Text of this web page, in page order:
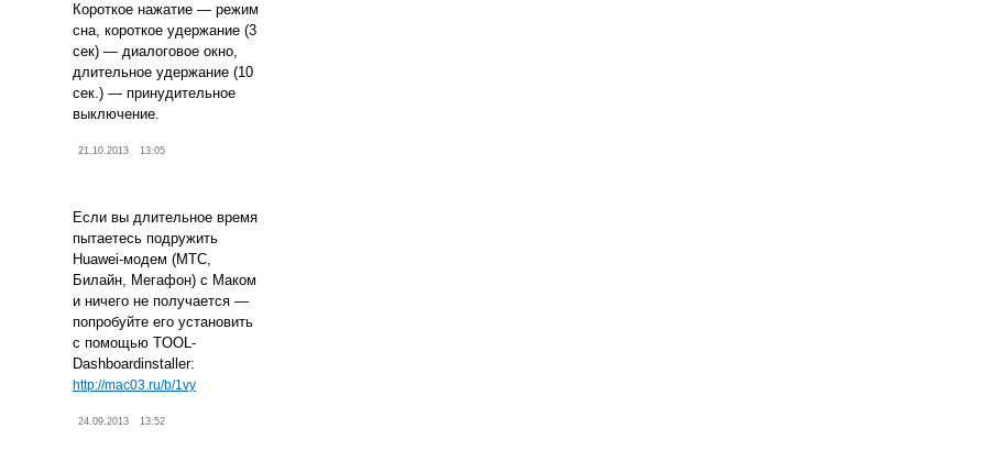
Короткое нажатие — режим
сна, короткое удержание (3
сек) — диалоговое окно,
длительное удержание (10
сек.) — принудительное
выключение.
21.10.2013 13:05
Если вы длительное время
пытаетесь подружить
Huawei-модем (МТС,
Билайн, Мегафон) с Маком
и ничего не получается —
попробуйте его установить
с помощью TOOL-
Dashboardinstaller:
http://mac03.ru/b/1vy
24.09.2013 13:52